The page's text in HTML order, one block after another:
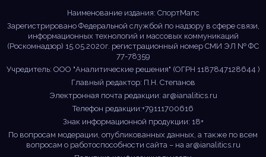
Наименование издания: СпортМапс
Зарегистрировано Федеральной службой по надзору в сфере связи,
информационных технологий и массовых коммуникаций
(Роскомнадзор) 15.05.2020г. регистрационный номер СМИ ЭЛ № ФС
77-78359
Учредитель: ООО "Аналитические решения" (ОГРН 1187847128644 )
Главный редактор: П.Н. Степанов
Электронная почта редакции: ar@ianalitics.ru
Телефон редакции:+79111700616
Знак информационной продукции: 18+
По вопросам модерации, опубликованных данных, а также по всем
вопросам о работоспособности сайта – на ar@ianalitics.ru